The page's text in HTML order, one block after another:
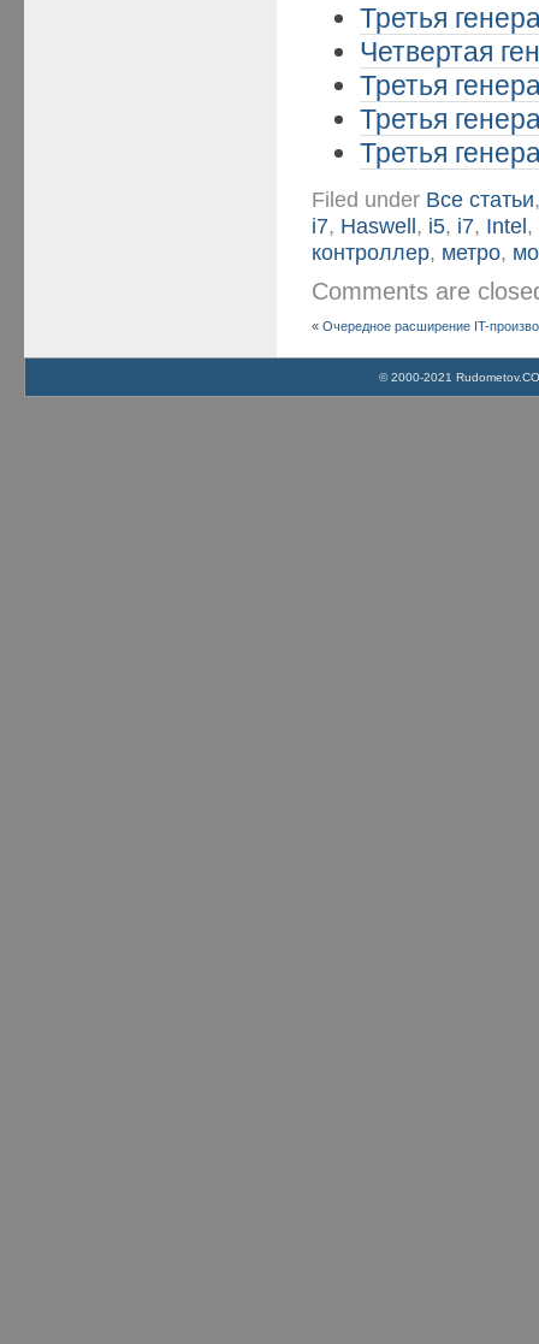
Третья
Четвертая
Третья
Третья
Третья
Filed under Все статьи
i7, Haswell, i5, i7, Intel,
контроллер, метро,
Comments are
«Очередное расширение IT-
© 2000-2021